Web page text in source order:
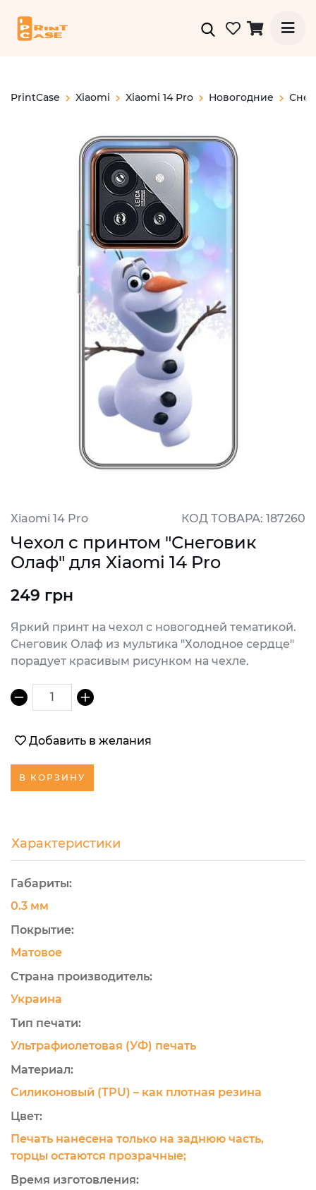
PrintCase Xiaomi Xiaomi 14 Pro Новогодние
Xiaomi 14 Pro КОД ТОВАРА: 187260
Чехол с принтом "Снеговик
Олаф" для Xiaomi 14 Pro
249 грн
Яркий принт на чехол с новогодней тематикой.
Снеговик Олаф из мультика "Холодное сердце"
порадует красивым рисунком на чехле.
1
Добавить в желания
В КОРЗИНУ
Характеристики
Габариты:
0.3 мм
Покрытие:
Матовое
Страна производитель:
Украина
Тип печати:
Ультрафиолетовая (УФ) печать
Материал:
Силиконовый (TPU) – как плотная резина
Цвет:
Печать нанесена только на заднюю часть,
торцы остаются прозрачные;
Время изготовления: